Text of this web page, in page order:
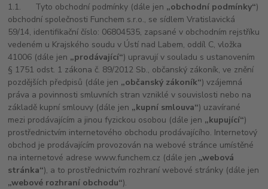
1.1. Tyto obchodní podmínky (dále jen „obchodní podmínky“)
obchodní společnosti Funchem s.r.o., se sídlem Vratislavická
59/14, identifikační číslo: 06804535, zapsané v obchodním rejstříku
vedeném u Krajského soudu v Ústí nad Labem, oddíl C, vložka
41006 (dále jen „prodávající“) upravují v souladu s ustanovením
§ 1751 odst. 1 zákona č. 89/2012 Sb., občanský zákoník, ve znění
pozdějších předpisů (dále jen „občanský zákoník“) vzájemná
práva a povinnosti smluvních stran vzniklé v souvislosti nebo na
základě kupní smlouvy (dále jen „kupní smlouva“) uzavírané
mezi prodávajícím a jinou fyzickou osobou (dále jen „kupující“)
prostřednictvím internetového obchodu prodávajícího. Internetový
obchod je prodávajícím provozován na webové stránce umístěné
na internetové adrese www.funchem.cz (dále jen „webová
stránka“), a to prostřednictvím rozhraní webové stránky (dále jen
„webové rozhraní obchodu“).